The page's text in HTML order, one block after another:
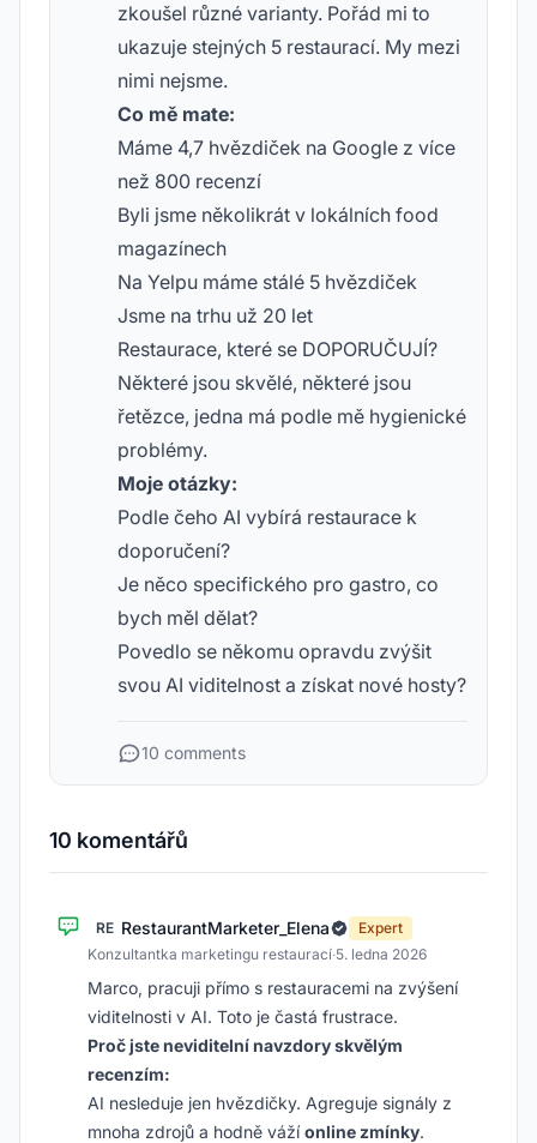
zkoušel různé varianty. Pořád mi to
ukazuje stejných 5 restaurací. My mezi
nimi nejsme.
Co mě mate:
Máme 4,7 hvězdiček na Google z více
než 800 recenzí
Byli jsme několikrát v lokálních food
magazínech
Na Yelpu máme stálé 5 hvězdiček
Jsme na trhu už 20 let
Restaurace, které se DOPORUČUJÍ?
Některé jsou skvělé, některé jsou
řetězce, jedna má podle mě hygienické
problémy.
Moje otázky:
Podle čeho AI vybírá restaurace k
doporučení?
Je něco specifického pro gastro, co
bych měl dělat?
Povedlo se někomu opravdu zvýšit
svou AI viditelnost a získat nové hosty?
10 comments
10 komentářů
RE RestaurantMarketer_Elena
Expert
Konzultantka marketingu restaurací·5. ledna 2026
Marco, pracuji přímo s restauracemi na zvýšení
viditelnosti v AI. Toto je častá frustrace.
Proč jste neviditelní navzdory skvělým
recenzím:
AI nesleduje jen hvězdičky. Agreguje signály z
mnoha zdrojů a hodně vážíonline zmínky.